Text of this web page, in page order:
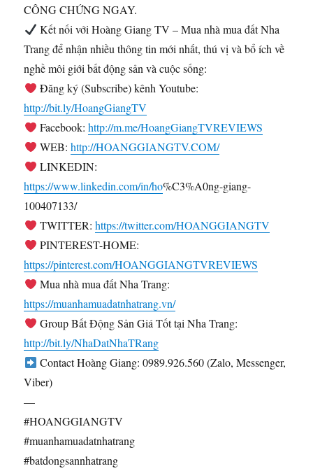
CÔNG CHỨNG NGAY.
Kết nối với Hoàng Giang TV – Mua nhà mua đất Nha
Trang để nhận nhiều thông tin mới nhất, thú vị và bổ ích về
nghề môi giới bất động sản và cuộc sống:
Đăng ký (Subscribe) kênh Youtube:
http://bit.ly/HoangGiangTV
Facebook: http://m.me/HoangGiangTVREVIEWS
WEB: http://HOANGGIANGTV.COM/
LINKEDIN:
https://www.linkedin.com/in/ho%C3%A0ng-giang-
100407133/
TWITTER: https://twitter.com/HOANGGIANGTV
PINTEREST-HOME:
https://pinterest.com/HOANGGIANGTVREVIEWS
Mua nhà mua đất Nha Trang:
https://muanhamuadatnhatrang.vn/
Group Bất Động Sản Giá Tốt tại Nha Trang:
http://bit.ly/NhaDatNhaTRang
Contact Hoàng Giang: 0989.926.560 (Zalo, Messenger,
Viber)
—
#HOANGGIANGTV
#muanhamuadatnhatrang
#batdongsannhatrang